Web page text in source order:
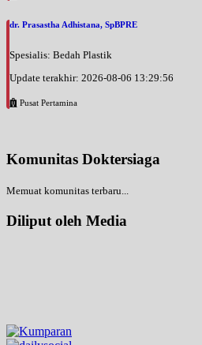
dr. Prasastha Adhistana, SpBPRE
Spesialis: Bedah Plastik
Update terakhir: 2026-08-06 13:29:56
Pusat Pertamina
Komunitas Doktersiaga
Memuat komunitas terbaru...
Diliput oleh Media